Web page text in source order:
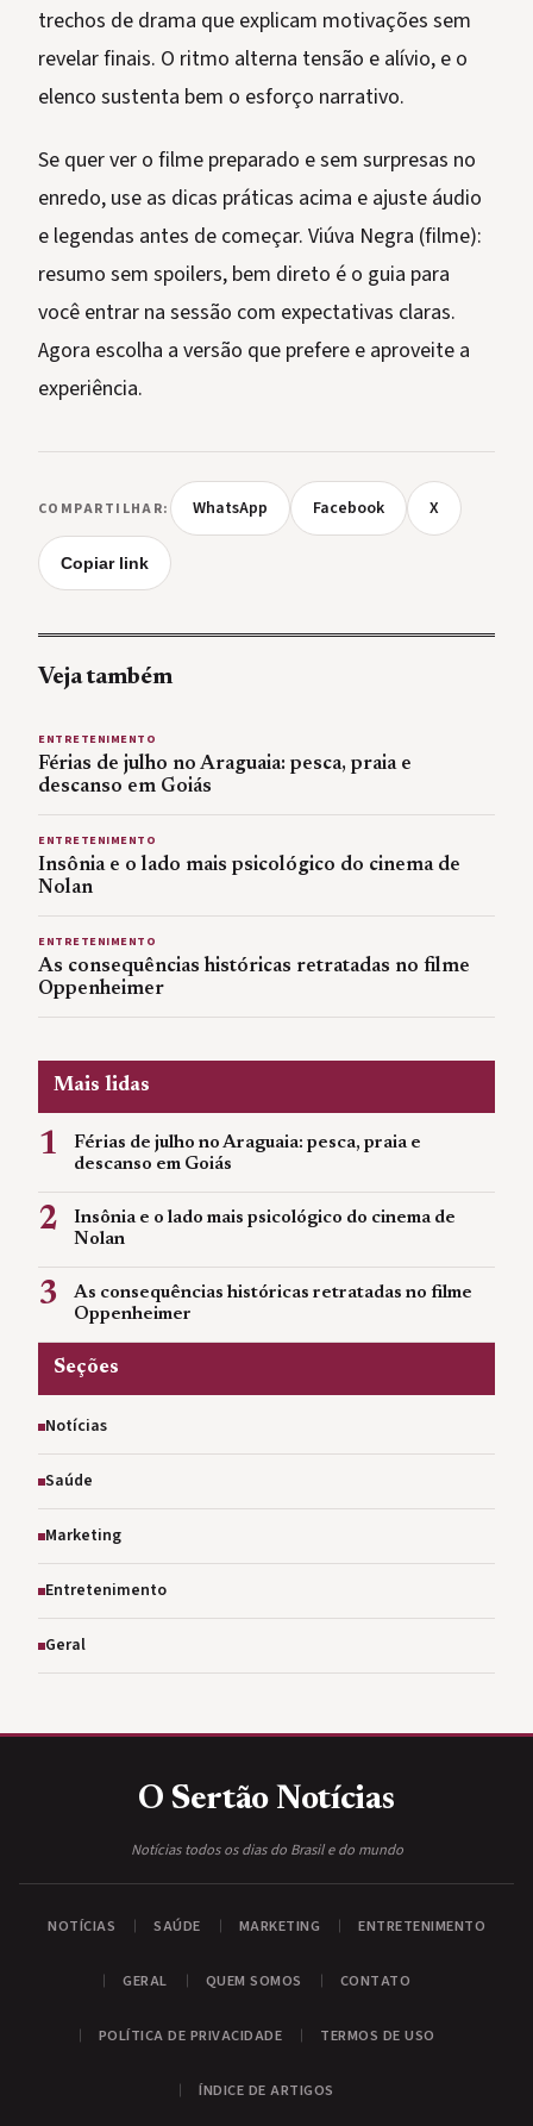
trechos de drama que explicam motivações sem
revelar finais. O ritmo alterna tensão e alívio, e o
elenco sustenta bem o esforço narrativo.
Se quer ver o filme preparado e sem surpresas no
enredo, use as dicas práticas acima e ajuste áudio
e legendas antes de começar. Viúva Negra (filme):
resumo sem spoilers, bem direto é o guia para
você entrar na sessão com expectativas claras.
Agora escolha a versão que prefere e aproveite a
experiência.
COMPARTILHAR: WhatsApp Facebook X
Copiar link
Veja também
ENTRETENIMENTO
Férias de julho no Araguaia: pesca, praia e
descanso em Goiás
ENTRETENIMENTO
Insônia e o lado mais psicológico do cinema de
Nolan
ENTRETENIMENTO
As consequências históricas retratadas no filme
Oppenheimer
Mais lidas
1
Férias de julho no Araguaia: pesca, praia e
descanso em Goiás
2
Insônia e o lado mais psicológico do cinema de
Nolan
3
As consequências históricas retratadas no filme
Oppenheimer
Seções
Notícias
Saúde
Marketing
Entretenimento
Geral
O Sertão Notícias
Notícias todos os dias do Brasil e do mundo
NOTÍCIAS SAÚDE MARKETING ENTRETENIMENTO
GERAL QUEM SOMOS CONTATO
POLÍTICA DE PRIVACIDADE TERMOS DE USO
ÍNDICE DE ARTIGOS